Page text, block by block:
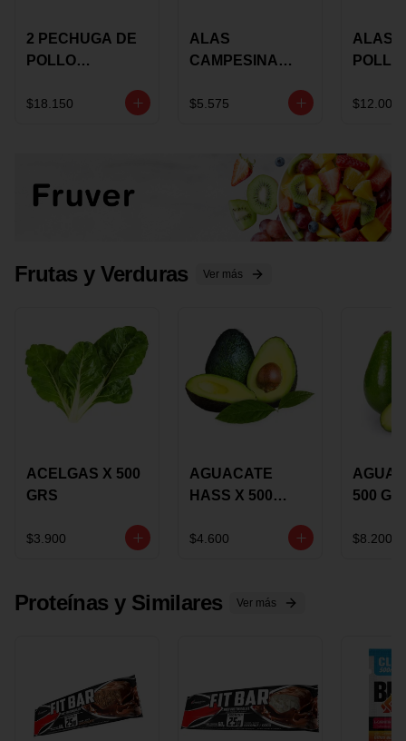
2 PECHUGA DE
POLLO
MARINADA X
$18.150
ALAS
CAMPESINA
COSTILLAR A
$5.575
ALAS
POLLO
$12.000
Frutas y Verduras Ver más
ACELGAS X 500
GRS
$3.900
AGUACATE
HASS X 500
$4.600
500
$8.200
Proteínas y Similares Ver más